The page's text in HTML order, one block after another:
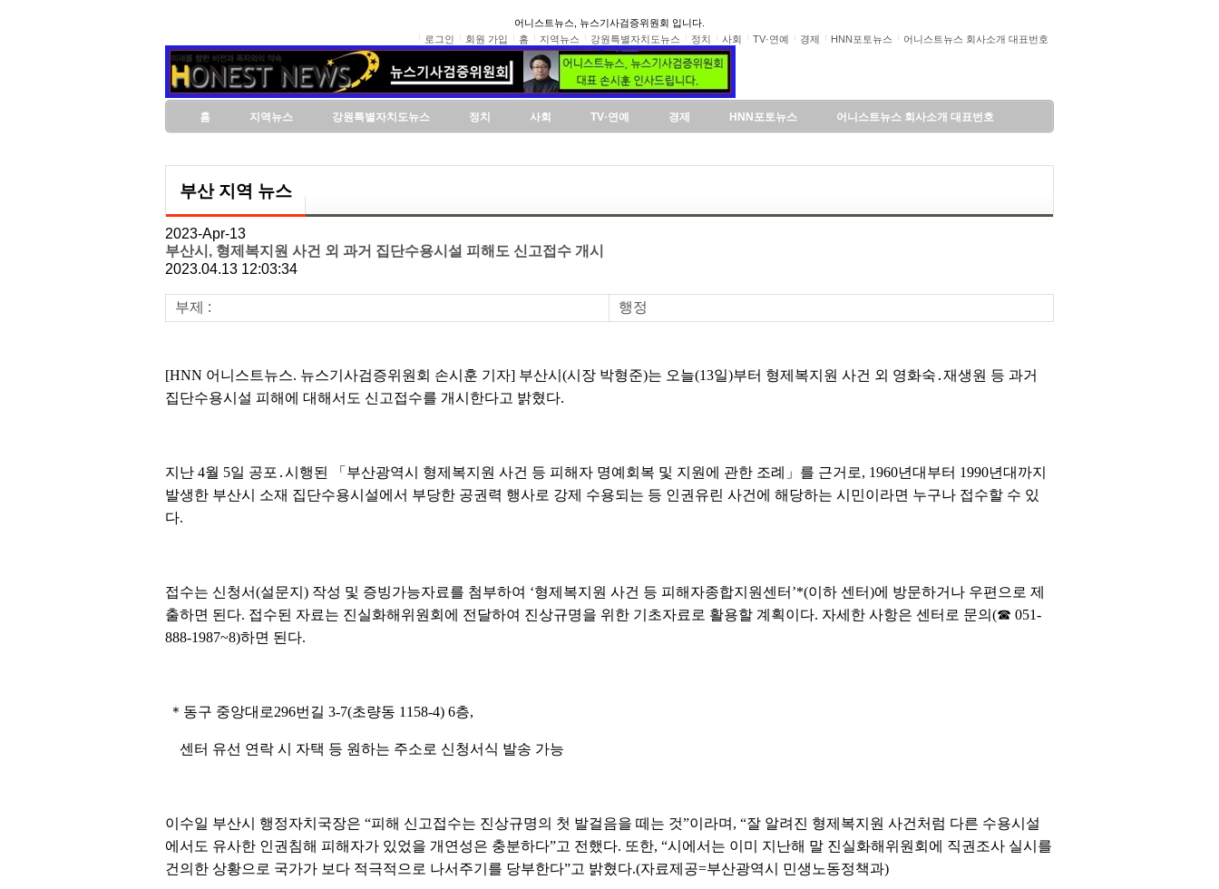
어니스트뉴스, 뉴스기사검증위원회 입니다.
로그인
회원 가입 홈 지역뉴스 강원특별자치도뉴스 정치 사회 TV·연예 경제 HNN포토뉴스 어니스트뉴스 회사소개 대표번호
홈 지역뉴스 강원특별자치도뉴스 정치 사회 TV·연예 경제 HNN포토뉴스 어니스트뉴스 회사소개 대표번호
부산 지역 뉴스
2023-Apr-13
부산시, 형제복지원 사건 외 과거 집단수용시설 피해도 신고접수 개시
2023.04.13 12:03:34
부제 : 행정
[HNN 어니스트뉴스. 뉴스기사검증위원회 손시훈 기자] 부산시(시장 박형준)는 오늘(13일)부터 형제복지원 사건 외 영화숙․재생원 등 과거
집단수용시설 피해에 대해서도 신고접수를 개시한다고 밝혔다.
지난 4월 5일 공포․시행된 「부산광역시 형제복지원 사건 등 피해자 명예회복 및 지원에 관한 조례」를 근거로, 1960년대부터 1990년대까지
발생한 부산시 소재 집단수용시설에서 부당한 공권력 행사로 강제 수용되는 등 인권유린 사건에 해당하는 시민이라면 누구나 접수할 수 있
다.
접수는 신청서(설문지) 작성 및 증빙가능자료를 첨부하여 ‘형제복지원 사건 등 피해자종합지원센터’*(이하 센터)에 방문하거나 우편으로 제
출하면 된다. 접수된 자료는 진실화해위원회에 전달하여 진상규명을 위한 기초자료로 활용할 계획이다. 자세한 사항은 센터로 문의(☎ 051-
888-1987~8)하면 된다.
＊동구 중앙대로296번길 3-7(초량동 1158-4) 6층,
센터 유선 연락 시 자택 등 원하는 주소로 신청서식 발송 가능
이수일 부산시 행정자치국장은 “피해 신고접수는 진상규명의 첫 발걸음을 떼는 것”이라며, “잘 알려진 형제복지원 사건처럼 다른 수용시설
에서도 유사한 인권침해 피해자가 있었을 개연성은 충분하다”고 전했다. 또한, “시에서는 이미 지난해 말 진실화해위원회에 직권조사 실시를
건의한 상황으로 국가가 보다 적극적으로 나서주기를 당부한다”고 밝혔다.(자료제공=부산광역시 민생노동정책과)